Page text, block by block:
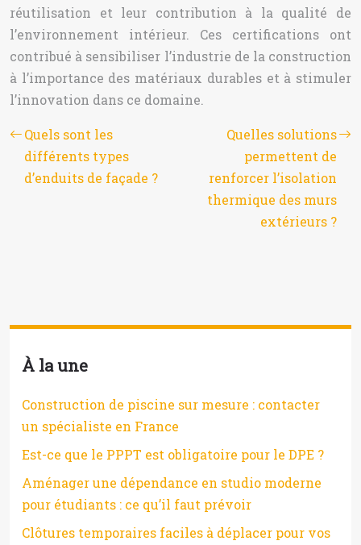
réutilisation et leur contribution à la qualité de
l’environnement intérieur. Ces certifications ont
contribué à sensibiliser l’industrie de la construction
à l’importance des matériaux durables et à stimuler
l’innovation dans ce domaine.
Quels sont les
différents types
d’enduits de façade ?
Quelles solutions
permettent de
renforcer l’isolation
thermique des murs
extérieurs ?
À la une
Construction de piscine sur mesure : contacter
un spécialiste en France
Est-ce que le PPPT est obligatoire pour le DPE ?
Aménager une dépendance en studio moderne
pour étudiants : ce qu’il faut prévoir
Clôtures temporaires faciles à déplacer pour vos